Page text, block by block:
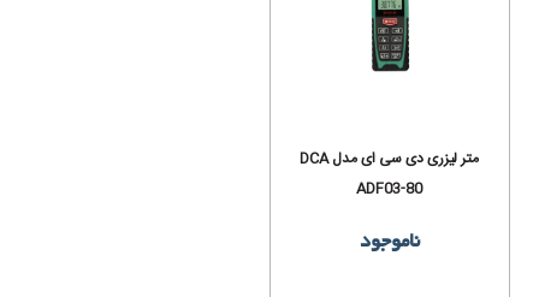
متر لیزری دی سی ای مدل DCA
ADF03-80
ناموجود